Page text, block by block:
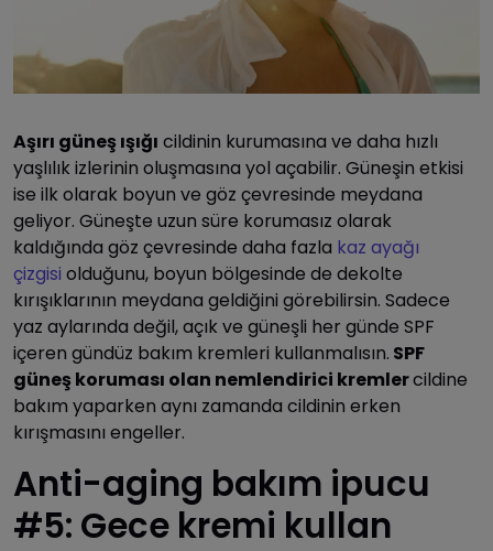
Aşırı güneş ışığı cildinin kurumasına ve daha hızlı
yaşlılık izlerinin oluşmasına yol açabilir. Güneşin etkisi
ise ilk olarak boyun ve göz çevresinde meydana
geliyor. Güneşte uzun süre korumasız olarak
kaldığında göz çevresinde daha fazla kaz ayağı
çizgisi olduğunu, boyun bölgesinde de dekolte
kırışıklarının meydana geldiğini görebilirsin. Sadece
yaz aylarında değil, açık ve güneşli her günde SPF
içeren gündüz bakım kremleri kullanmalısın. SPF
güneş koruması olan nemlendirici kremlercildine
bakım yaparken aynı zamanda cildinin erken
kırışmasını engeller.
Anti-aging bakım ipucu
#5: Gece kremi kullan